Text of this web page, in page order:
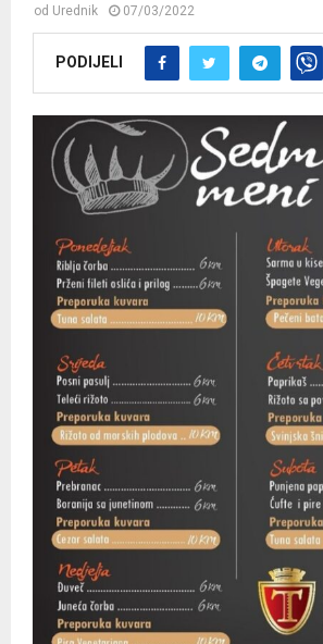
od Urednik 07/03/2022
PODIJELI